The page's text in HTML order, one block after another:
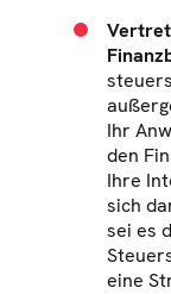
Ihr
den
Ihre
sich
sei es
eine